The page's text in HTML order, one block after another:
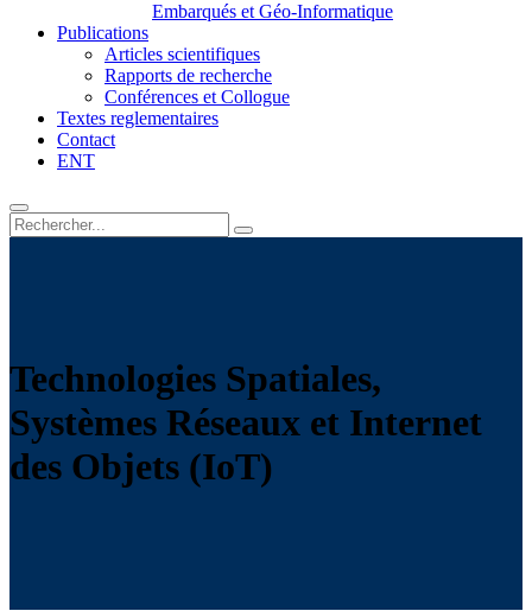
Embarqués et Géo-Informatique
Publications
Articles scientifiques
Rapports de recherche
Conférences et Collogue
Textes reglementaires
Contact
ENT
Technologies Spatiales,
Systèmes Réseaux et Internet
des Objets (IoT)